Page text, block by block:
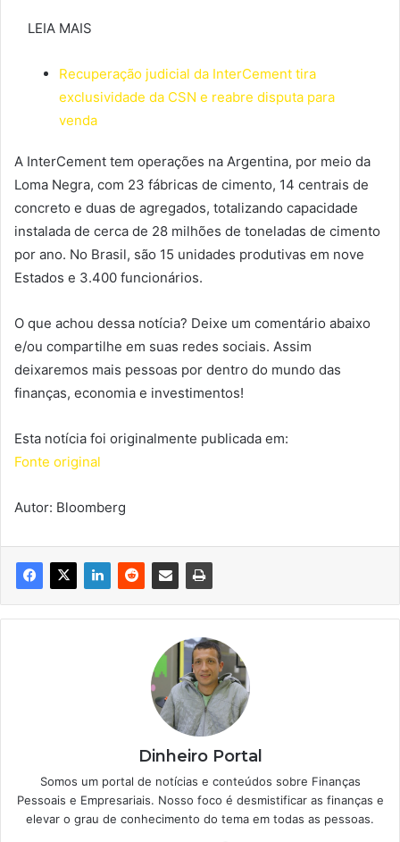
LEIA MAIS
Recuperação judicial da InterCement tira
exclusividade da CSN e reabre disputa para
venda
A InterCement tem operações na Argentina, por meio da
Loma Negra, com 23 fábricas de cimento, 14 centrais de
concreto e duas de agregados, totalizando capacidade
instalada de cerca de 28 milhões de toneladas de cimento
por ano. No Brasil, são 15 unidades produtivas em nove
Estados e 3.400 funcionários.
O que achou dessa notícia? Deixe um comentário abaixo
e/ou compartilhe em suas redes sociais. Assim
deixaremos mais pessoas por dentro do mundo das
finanças, economia e investimentos!
Esta notícia foi originalmente publicada em:
Fonte original
Autor: Bloomberg
Dinheiro Portal
Somos um portal de notícias e conteúdos sobre Finanças
Pessoais e Empresariais. Nosso foco é desmistificar as finanças e
elevar o grau de conhecimento do tema em todas as pessoas.